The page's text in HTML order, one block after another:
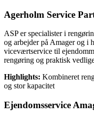
Agerholm Service
ASP er specialister i
og arbejder på Amager og i
viceværtservice til
rengøring og praktisk
Highlights: Kombineret
og stor kapacitet
Ejendomsservice